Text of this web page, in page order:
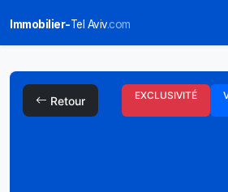
Immobilier-Tel Aviv.com
Retour EXCLUSIVITÉ